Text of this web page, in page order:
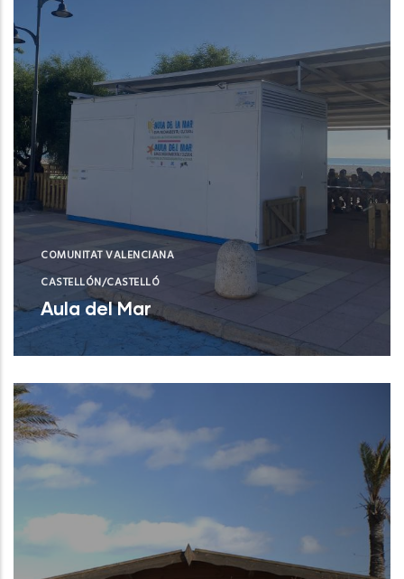
COMUNITAT VALENCIANA
CASTELLÓN/CASTELLÓ
Aula del Mar
Xilxes (Castelló/Castellón)